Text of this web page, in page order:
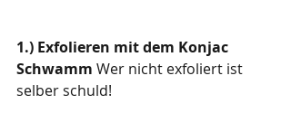
1.) Exfolieren mit dem Konjac
Schwamm Wer nicht exfoliert ist
selber schuld!